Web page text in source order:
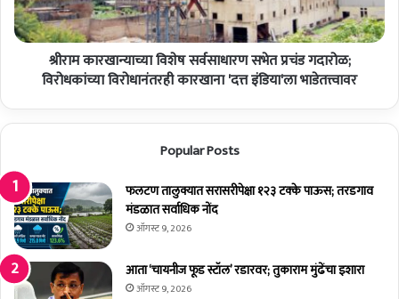
४
व्या
नि
सा
ता
रा
न
ग
र
प
च्या
वि
र्व
र
ण
स
भे
त
प्र
चं
श्रीराम कारखान्याच्या विशेष सर्वसाधारण सभेत प्रचंड गदारोळ;
विरोधकांच्या विरोधानंतरही कारखाना 'दत्त इंडिया'ला भाडेतत्त्वावर
Popular Posts
फलटण तालुक्यात सरासरीपेक्षा १२३ टक्के पाऊस; तरडगाव
मंडळात सर्वाधिक नोंद
ऑगस्ट 9, 2026
आता ‘चायनीज फूड स्टॉल’ रडारवर; तुकाराम मुंढेंचा इशारा
ऑगस्ट 9, 2026